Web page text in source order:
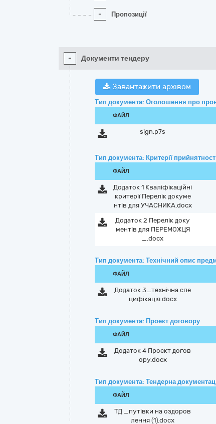
- Пропозиції
- Документи тендеру
Завантажити архівом
Тип документа: Оголошення про
ФАЙЛ
sign.p7s
Тип документа: Критерії
ФАЙЛ
Додаток 1 Кваліфікаційні
критерії Перелік докуме
нтів для УЧАСНИКА.docx
Додаток 2 Перелік доку
ментів для ПЕРЕМОЖЦЯ
_.docx
Тип документа: Технічний опис
ФАЙЛ
Додаток 3_технічна спе
цифікація.docx
Тип документа: Проект договору
ФАЙЛ
Додаток 4 Проєкт догов
ору.docx
Тип документа: Тендерна
ФАЙЛ
ТД _путівки на оздоров
лення (1).docx